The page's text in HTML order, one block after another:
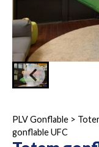
PLV Gonflable >
gonflable UFC